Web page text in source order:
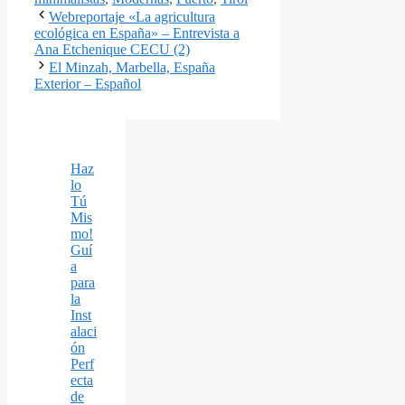
Webreportaje «La agricultura
ecológica en España» – Entrevista a
Ana Etchenique CECU (2)
El Minzah, Marbella, España
Exterior – Español
Haz
lo
Tú
Mis
mo!
Guí
a
para
la
Inst
alaci
ón
Perf
ecta
de